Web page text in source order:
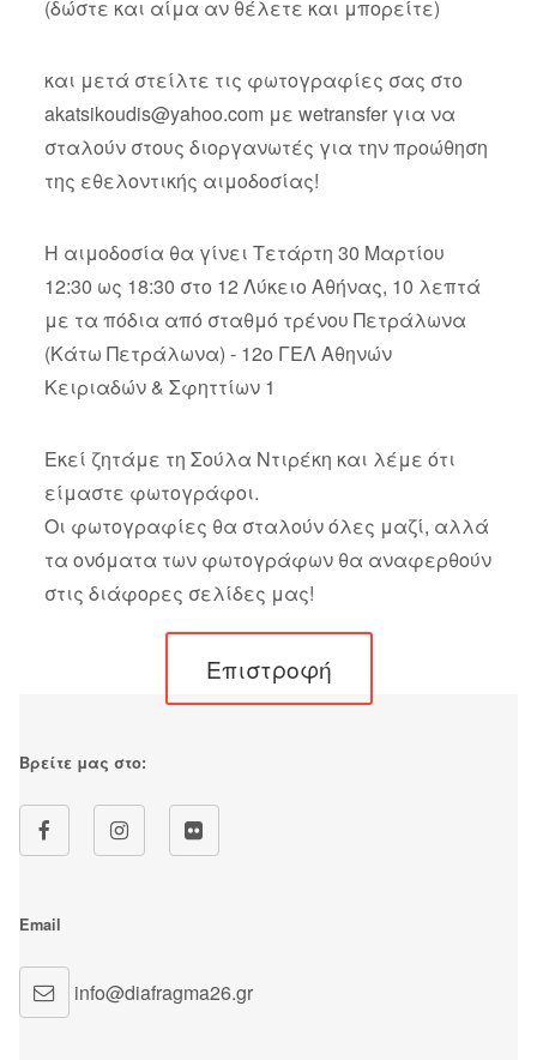
(δώστε και αίμα αν θέλετε και μπορείτε)
και μετά στείλτε τις φωτογραφίες σας στο
akatsikoudis@yahoo.comμε wetransfer για να
σταλούν στους διοργανωτές για την προώθηση
της εθελοντικής αιμοδοσίας!
Η αιμοδοσία θα γίνει Τετάρτη 30 Μαρτίου
12:30 ως 18:30 στο 12 Λύκειο Αθήνας, 10 λεπτά
με τα πόδια από σταθμό τρένου Πετράλωνα
(Κάτω Πετράλωνα) - 12ο ΓΕΛ Αθηνών
Κειριαδών & Σφηττίων 1
Εκεί ζητάμε τη Σούλα Ντιρέκη και λέμε ότι
είμαστε φωτογράφοι.
Οι φωτογραφίες θα σταλούν όλες μαζί, αλλά
τα ονόματα των φωτογράφων θα αναφερθούν
στις διάφορες σελίδες μας!
Επιστροφή
Email
info@diafragma26.gr
Βρείτε μας στο: